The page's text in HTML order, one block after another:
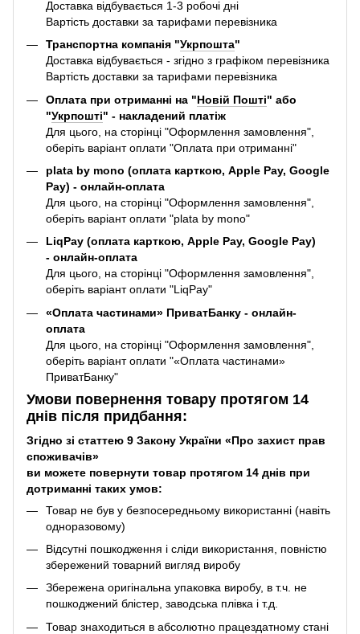
Доставка відбувається 1-3 робочі дні
Вартість доставки за тарифами перевізника
Транспортна компанія "Укрпошта"
Доставка відбувається - згідно з графіком перевізника
Вартість доставки за тарифами перевізника
Оплата при отриманні на "Новій Пошті" або
"Укрпошті" - накладений платіж
Для цього, на сторінці "Оформлення замовлення",
оберіть варіант оплати "Оплата при отриманні"
plata by mono (оплата карткою, Apple Pay, Google
Pay) - онлайн-оплата
Для цього, на сторінці "Оформлення замовлення",
оберіть варіант оплати "plata by mono"
LiqPay (оплата карткою, Apple Pay, Google Pay)
- онлайн-оплата
Для цього, на сторінці "Оформлення замовлення",
оберіть варіант оплати "LiqPay"
«Оплата частинами» ПриватБанку - онлайн-
оплата
Для цього, на сторінці "Оформлення замовлення",
оберіть варіант оплати "«Оплата частинами»
ПриватБанку"
Умови повернення товару протягом 14
днів після придбання:
Згідно зі статтею 9 Закону України «Про захист прав
споживачів»
ви можете повернути товар протягом 14 днів при
дотриманні таких умов:
Товар не був у безпосередньому використанні (навіть
одноразовому)
Відсутні пошкодження і сліди використання, повністю
збережений товарний вигляд виробу
Збережена оригінальна упаковка виробу, в т.ч. не
пошкоджений блістер, заводська плівка і т.д.
Товар знаходиться в абсолютно працездатному стані